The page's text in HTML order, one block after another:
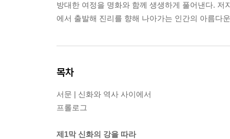
방대한 여정을 명화와 함께 생생하게 풀어낸다.
에서 출발해 진리를 향해 나아가는 인간의 아름다
목차
서문 | 신화와 역사 사이에서
프롤로그
제1막 신화의 강을 따라